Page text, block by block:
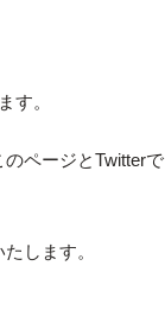
す。
ページとTwitterで
します。